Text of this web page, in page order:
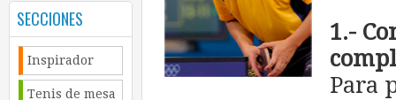
SECCIONES
Inspirador
Tenis de mesa
1.-
Para